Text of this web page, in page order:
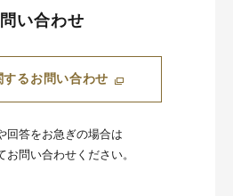
い合わせ
するお問い合わせ
回答をお急ぎの場合は
お問い合わせください。